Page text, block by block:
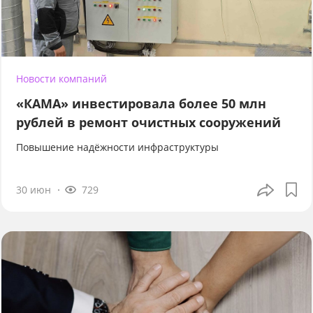
Новости компаний
«КАМА» инвестировала более 50 млн
рублей в ремонт очистных сооружений
Повышение надёжности инфраструктуры
30 июн 729